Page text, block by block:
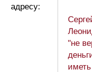
адресу:
"не